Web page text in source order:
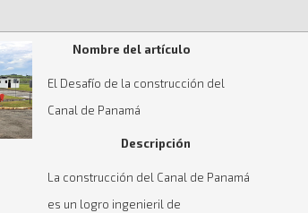
Nombre del artículo
El Desafío de la construcción del
Canal de Panamá
Descripción
La construcción del Canal de Panamá
es un logro ingenieril de